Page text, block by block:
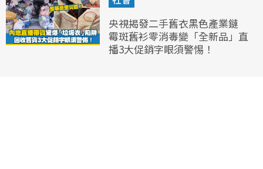
央視揭發二手舊衣黑色產業鏈
霉斑舊衫零消毒變「全新品」直
播3大促銷字眼須警惕！